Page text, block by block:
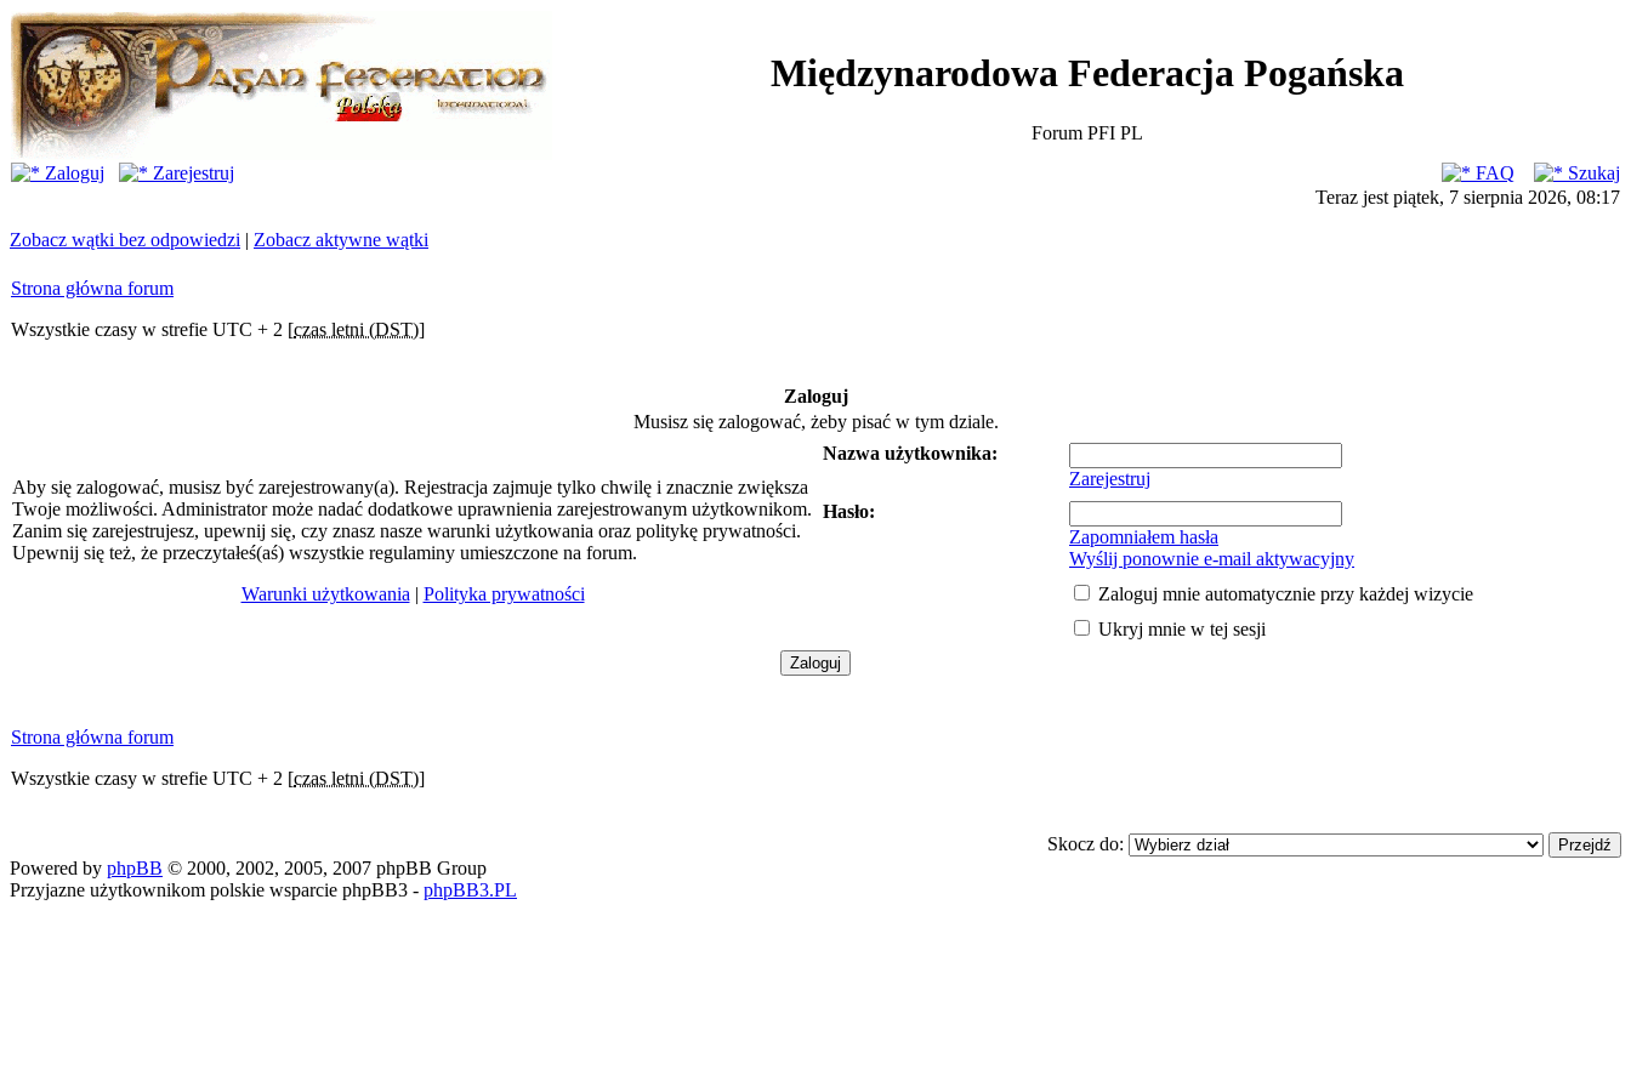
Międzynarodowa Federacja Pogańska
Forum PFI PL
Zaloguj
Zarejestruj FAQ
Szukaj
Teraz jest piątek, 7 sierpnia 2026, 08:17
Zobacz wątki bez odpowiedzi | Zobacz aktywne wątki
Strona główna forum
Wszystkie czasy w strefie UTC + 2 [czas letni (DST)]
Zaloguj
Musisz się zalogować, żeby pisać w tym dziale.
Aby się zalogować, musisz być zarejestrowany(a). Rejestracja zajmuje tylko chwilę i znacznie zwiększa
Twoje możliwości. Administrator może nadać dodatkowe uprawnienia zarejestrowanym użytkownikom.
Zanim się zarejestrujesz, upewnij się, czy znasz nasze warunki użytkowania oraz politykę prywatności.
Upewnij się też, że przeczytałeś(aś) wszystkie regulaminy umieszczone na forum.
Warunki użytkowania | Polityka prywatności
Nazwa użytkownika:
Zarejestruj
Hasło:
Zapomniałem hasła
Wyślij ponownie e-mail aktywacyjny
Zaloguj mnie automatycznie przy każdej wizycie
Ukryj mnie w tej sesji
Strona główna forum
Wszystkie czasy w strefie UTC + 2 [czas letni (DST)]
Skocz do:
Powered by phpBB © 2000, 2002, 2005, 2007 phpBB Group
Przyjazne użytkownikom polskie wsparcie phpBB3 - phpBB3.PL